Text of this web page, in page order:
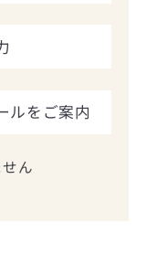
ルをご案内
ん